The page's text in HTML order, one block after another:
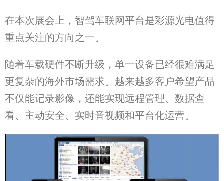
在本次展会上，智驾车联网平台是彩源光电值得
重点关注的方向之一。
随着车载硬件不断升级，单一设备已经很难满足
更复杂的海外市场需求。越来越多客户希望产品
不仅能记录影像，还能实现远程管理、数据查
看、主动安全、实时音视频和平台化运营。